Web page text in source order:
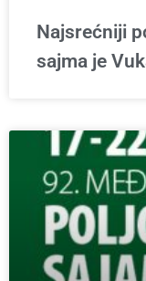
Najsrećniji
sajma je